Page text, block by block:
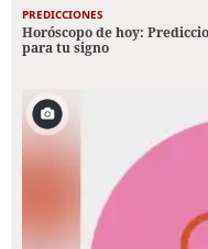
PREDICCIONES
Horóscopo de hoy:
para tu signo